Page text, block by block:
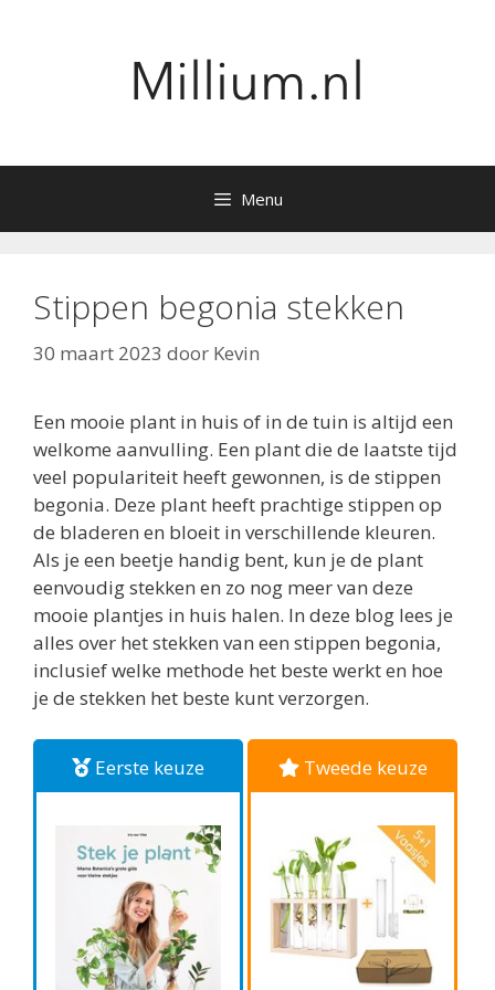
Menu
Stippen begonia stekken
30 maart 2023 door Kevin
Een mooie plant in huis of in de tuin is altijd een
welkome aanvulling. Een plant die de laatste tijd
veel populariteit heeft gewonnen, is de stippen
begonia. Deze plant heeft prachtige stippen op
de bladeren en bloeit in verschillende kleuren.
Als je een beetje handig bent, kun je de plant
eenvoudig stekken en zo nog meer van deze
mooie plantjes in huis halen. In deze blog lees je
alles over het stekken van een stippen begonia,
inclusief welke methode het beste werkt en hoe
je de stekken het beste kunt verzorgen.
Eerste keuze Tweede keuze